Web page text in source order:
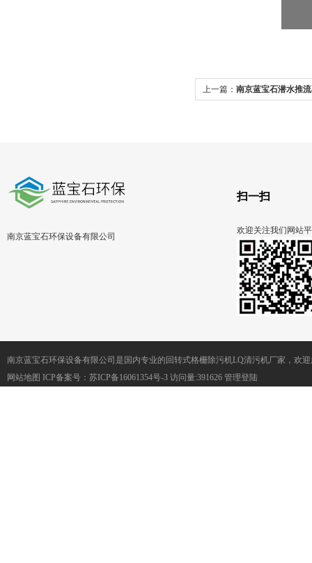
上一篇： 南京蓝宝石潜水推
南京蓝宝石环保设备有限公司
扫一扫
欢迎关注我们网站
南京蓝宝石环保设备有限公司是国内专业的回转式格栅除污机LQ清污机厂家，欢
网站地图 ICP备案号： 苏ICP备16061354号-3 访问量:391626 管理登陆